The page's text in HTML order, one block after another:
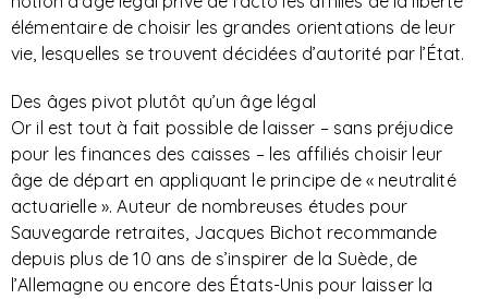
élémentaire de choisir les grandes orientations de leur
vie, lesquelles se trouvent décidées d’autorité par l’État.
Des âges pivot plutôt qu’un âge légal
Or il est tout à fait possible de laisser – sans préjudice
pour les finances des caisses – les affiliés choisir leur
âge de départ en appliquant le principe de « neutralité
actuarielle ». Auteur de nombreuses études pour
Sauvegarde retraites, Jacques Bichot recommande
depuis plus de 10 ans de s’inspirer de la Suède, de
l’Allemagne ou encore des États-Unis pour laisser la